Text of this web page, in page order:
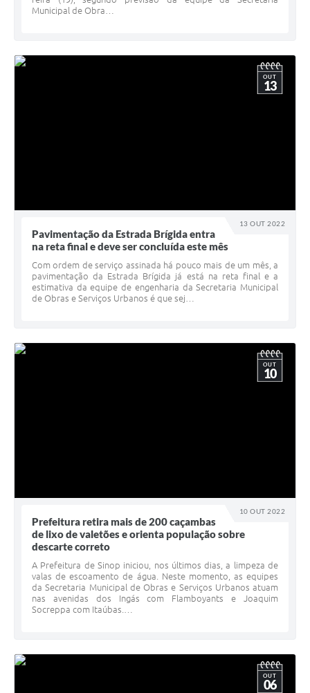
Municipal de Obra…
13 OUT 2022
OUT
13
Pavimentação da Estrada Brígida entra
na reta final e deve ser concluída este mês
Com ordem de serviço assinada há pouco mais de um mês, a
pavimentação da Estrada Brígida já está na reta final e a
estimativa da equipe de engenharia da Secretaria Municipal
de Obras e Serviços Urbanos é que sej…
10 OUT 2022
OUT
10
Prefeitura retira mais de 200 caçambas
de lixo de valetões e orienta população sobre
descarte correto
A Prefeitura de Sinop iniciou, nos últimos dias, a limpeza de
valas de escoamento de água. Neste momento, as equipes
da Secretaria Municipal de Obras e Serviços Urbanos atuam
nas avenidas dos Ingás com Flamboyants e Joaquim
Socreppa com Itaúbas.…
OUT
06